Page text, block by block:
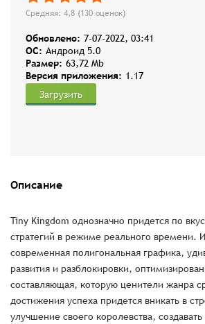
Средняя: 4,8 (130 оценок)
Обновлено: 7-07-2022, 03:41
OC: Андроид 5.0
Размер: 63,72 Mb
Версия приложения: 1.17
Загрузить
Описание
Tiny Kingdom однозначно придется по
стратегий в режиме реального времени.
современная полигональная графика,
развития и разблокировки,
составляющая, которую ценители жанра
достижения успеха придется вникать в
улучшение своего королевства,